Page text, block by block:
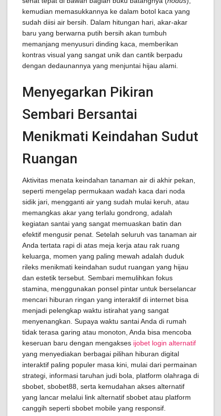
kemudian memasukkannya ke dalam botol kaca yang
sudah diisi air bersih. Dalam hitungan hari, akar-akar
baru yang berwarna putih bersih akan tumbuh
memanjang menyusuri dinding kaca, memberikan
kontras visual yang sangat unik dan cantik berpadu
dengan dedaunannya yang menjuntai hijau alami.
Menyegarkan Pikiran
Sembari Bersantai
Menikmati Keindahan Sudut
Ruangan
Aktivitas menata keindahan tanaman air di akhir pekan,
seperti mengelap permukaan wadah kaca dari noda
sidik jari, mengganti air yang sudah mulai keruh, atau
memangkas akar yang terlalu gondrong, adalah
kegiatan santai yang sangat memuaskan batin dan
efektif mengusir penat. Setelah seluruh vas tanaman air
Anda tertata rapi di atas meja kerja atau rak ruang
keluarga, momen yang paling mewah adalah duduk
rileks menikmati keindahan sudut ruangan yang hijau
dan estetik tersebut. Sembari memulihkan fokus
stamina, menggunakan ponsel pintar untuk berselancar
mencari hiburan ringan yang interaktif di internet bisa
menjadi pelengkap waktu istirahat yang sangat
menyenangkan. Supaya waktu santai Anda di rumah
tidak terasa garing atau monoton, Anda bisa mencoba
keseruan baru dengan mengakses ijobet login alternatif
yang menyediakan berbagai pilihan hiburan digital
interaktif paling populer masa kini, mulai dari permainan
strategi, informasi taruhan judi bola, platform olahraga di
sbobet, sbobet88, serta kemudahan akses alternatif
yang lancar melalui link alternatif sbobet atau platform
canggih seperti sbobet mobile yang responsif.